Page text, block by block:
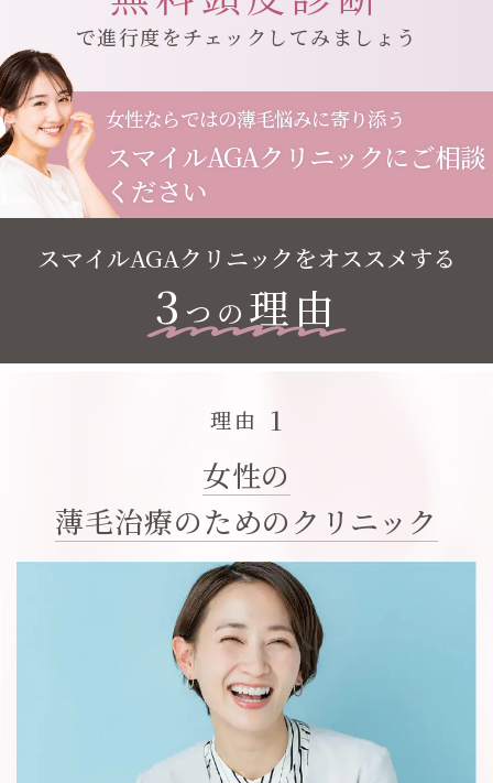
で進行度をチェックしてみましょう
女性ならではの薄毛悩みに寄り添う
スマイルAGAクリニックにご相談
ください
スマイルAGAクリニックをオススメする
3 つの 理由
理由 1
女性の
薄毛治療のためのクリニック